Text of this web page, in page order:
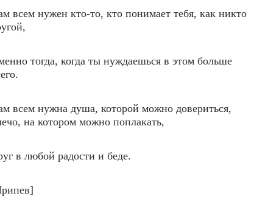
всем нужен кто-то, кто понимает тебя, как никто
тогда, когда ты нуждаешься в этом больше
всем нужна душа, которой можно довериться,
на котором можно поплакать,
в любой радости и беде.